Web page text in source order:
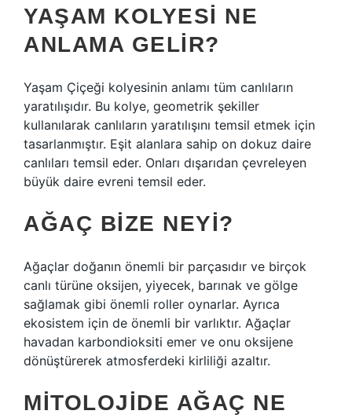
YAŞAM KOLYESI NE
ANLAMA GELIR?
Yaşam Çiçeği kolyesinin anlamı tüm canlıların
yaratılışıdır. Bu kolye, geometrik şekiller
kullanılarak canlıların yaratılışını temsil etmek için
tasarlanmıştır. Eşit alanlara sahip on dokuz daire
canlıları temsil eder. Onları dışarıdan çevreleyen
büyük daire evreni temsil eder.
AĞAÇ BIZE NEYI?
Ağaçlar doğanın önemli bir parçasıdır ve birçok
canlı türüne oksijen, yiyecek, barınak ve gölge
sağlamak gibi önemli roller oynarlar. Ayrıca
ekosistem için de önemli bir varlıktır. Ağaçlar
havadan karbondioksiti emer ve onu oksijene
dönüştürerek atmosferdeki kirliliği azaltır.
MITOLOJIDE AĞAÇ NE